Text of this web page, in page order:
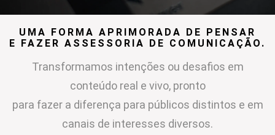
UMA FORMA APRIMORADA DE PENSAR
E FAZER ASSESSORIA DE COMUNICAÇÃO.
Transformamos intenções ou desafios em
conteúdo real e vivo, pronto
para fazer a diferença para públicos distintos e em
canais de interesses diversos.